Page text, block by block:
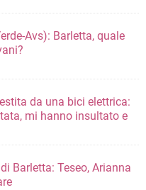
Avs): Barletta, quale
da una bici elettrica:
e
Barletta: Teseo, Arianna